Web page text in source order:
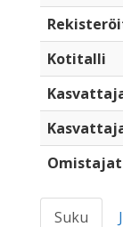
Kotitalli
Omistajat
Suku